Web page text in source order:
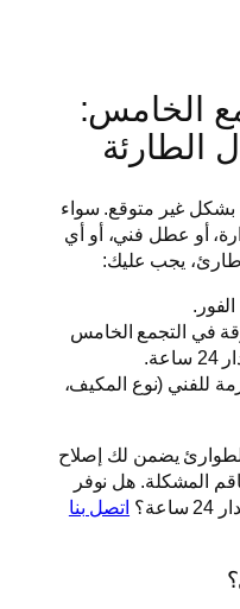
الخامس:
الطارئة
غير متوقع. سواء
أو عطل فني، أو أي
يجب عليك:
في التجمع الخامس
للفني (نوع المكيف،
يضمن لك إصلاح
المشكلة. هل نوفر
اتصل بنا